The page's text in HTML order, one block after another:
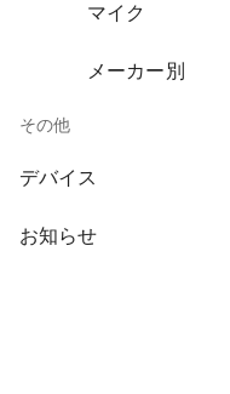
マイク
メーカー別
その他
デバイス
お知らせ